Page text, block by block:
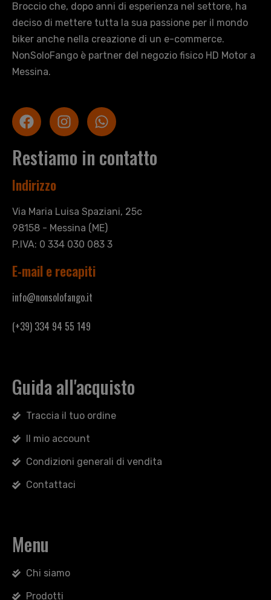
Broccio che, dopo anni di esperienza nel settore, ha
deciso di mettere tutta la sua passione per il mondo
biker anche nella creazione di un e-commerce.
NonSoloFango è partner del negozio fisico HD Motor a
Messina.
Restiamo in contatto
Indirizzo
Via Maria Luisa Spaziani, 25c
98158 - Messina (ME)
P.IVA: 0 334 030 083 3
E-mail e recapiti
info@nonsolofango.it
(+39) 334 94 55 149
Guida all'acquisto
Traccia il tuo ordine
Il mio account
Condizioni generali di vendita
Contattaci
Menu
Chi siamo
Prodotti